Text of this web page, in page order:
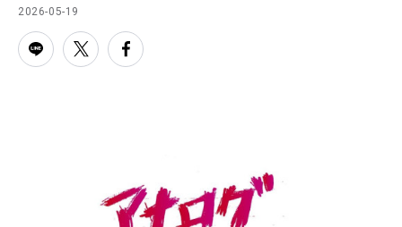
PARCOメンバーズ
オンラインストア
2026-05-19